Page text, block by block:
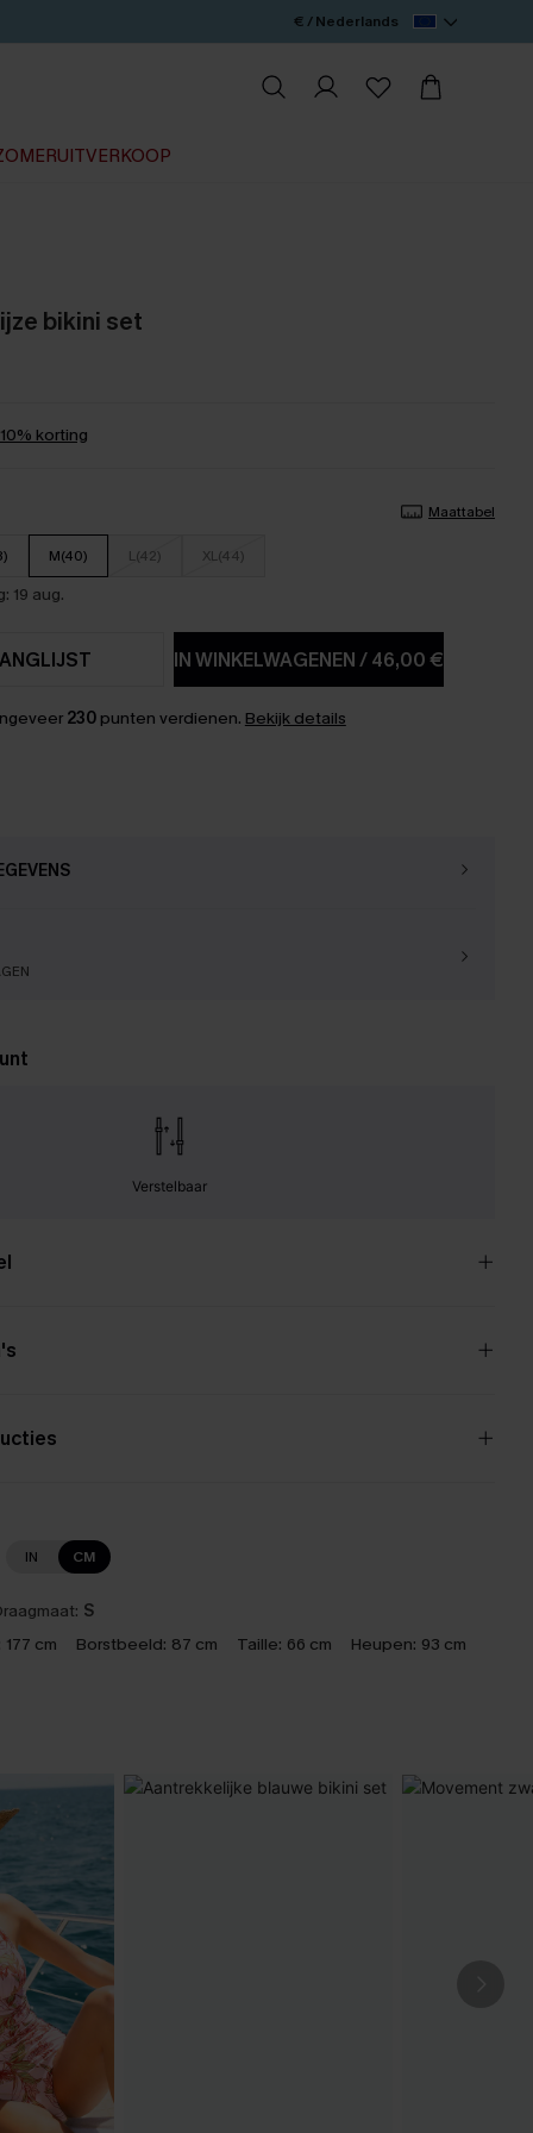
€ / Nederlands
bikini set
korting
Maattabel
M(40) L(42) XL(44)
19 aug.
IN WINKELWAGENEN/46,00 €
230punten verdienen. Bekijk details
Verstelbaar
IN CM
S
177 cm Borstbeeld: 87 cm Taille: 66 cm Heupen: 93 cm